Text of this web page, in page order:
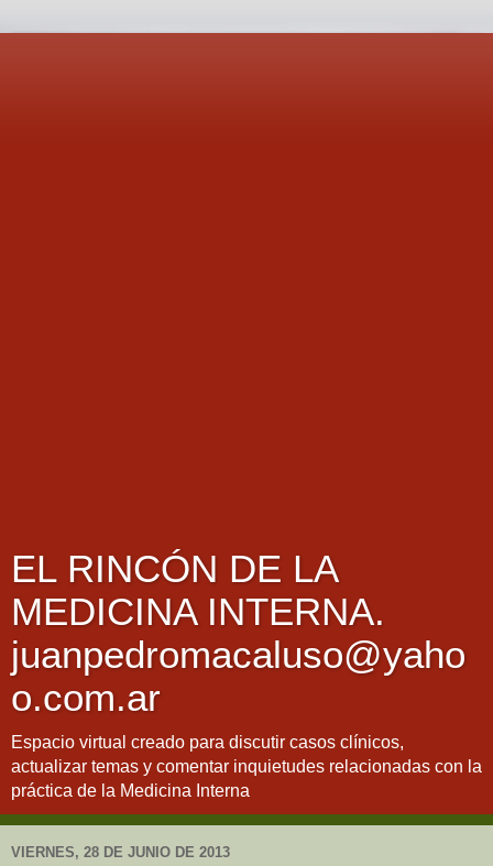
EL RINCÓN DE LA
MEDICINA INTERNA.
juanpedromacaluso@yaho
o.com.ar
Espacio virtual creado para discutir casos clínicos,
actualizar temas y comentar inquietudes relacionadas con la
práctica de la Medicina Interna
VIERNES, 28 DE JUNIO DE 2013